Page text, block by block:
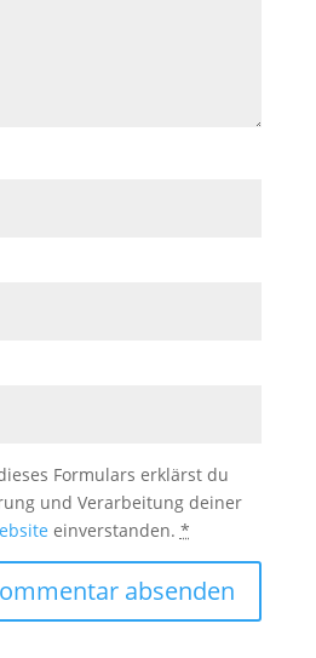
Formulars erklärst du
und Verarbeitung deiner
einverstanden. *